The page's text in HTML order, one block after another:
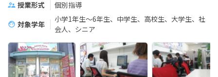
授業形式
個別指導
対象学年
小学1年生～6年生、中学生、高校生、大学生、社
会人、シニア